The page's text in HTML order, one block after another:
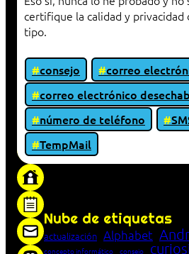
certifique la calidad y privacidad
tipo.
consejo
correo
correo electrónico
número de teléfono
TempMail
Nube de etiquetas
actualización Alphabet
concepto informático consejo